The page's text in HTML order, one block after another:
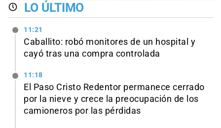
LO ÚLTIMO
11:21
Caballito: robó monitores de un hospital y
cayó tras una compra controlada
11:18
El Paso Cristo Redentor permanece cerrado
por la nieve y crece la preocupación de los
camioneros por las pérdidas